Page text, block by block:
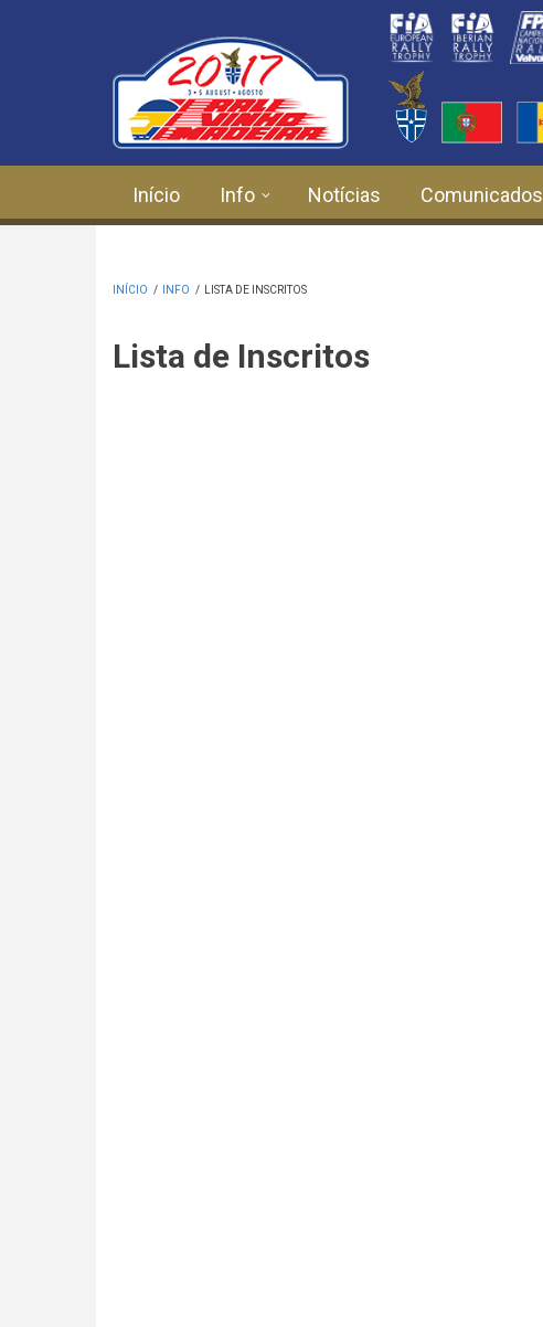
Início Info Notícias Comunicados
INÍCIO / INFO / LISTA DE INSCRITOS
Lista de Inscritos